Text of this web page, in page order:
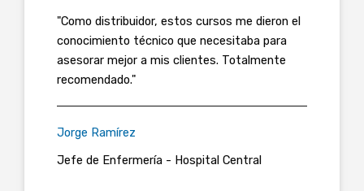
"Como distribuidor, estos cursos me dieron el
conocimiento técnico que necesitaba para
asesorar mejor a mis clientes. Totalmente
recomendado."
Jorge Ramírez
Jefe de Enfermería - Hospital Central